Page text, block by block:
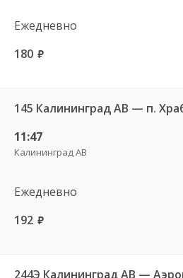
Ежедневно
180 руб.
11:47
Калининград АВ
Ежедневно
192 руб.
244Э Калининград АВ —